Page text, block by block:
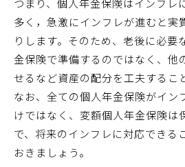
つまり、個人年金保険はインフレ
多く，急激にインフレが進むと実
りします。そのため、老後に必要
金保険で準備するのではなく、他
せるなど資産の配分を工夫するこ
なお、全ての個人年金保険がイン
けではなく、変額個人年金保険は
で、将来のインフレに対応できる
おきましょう。